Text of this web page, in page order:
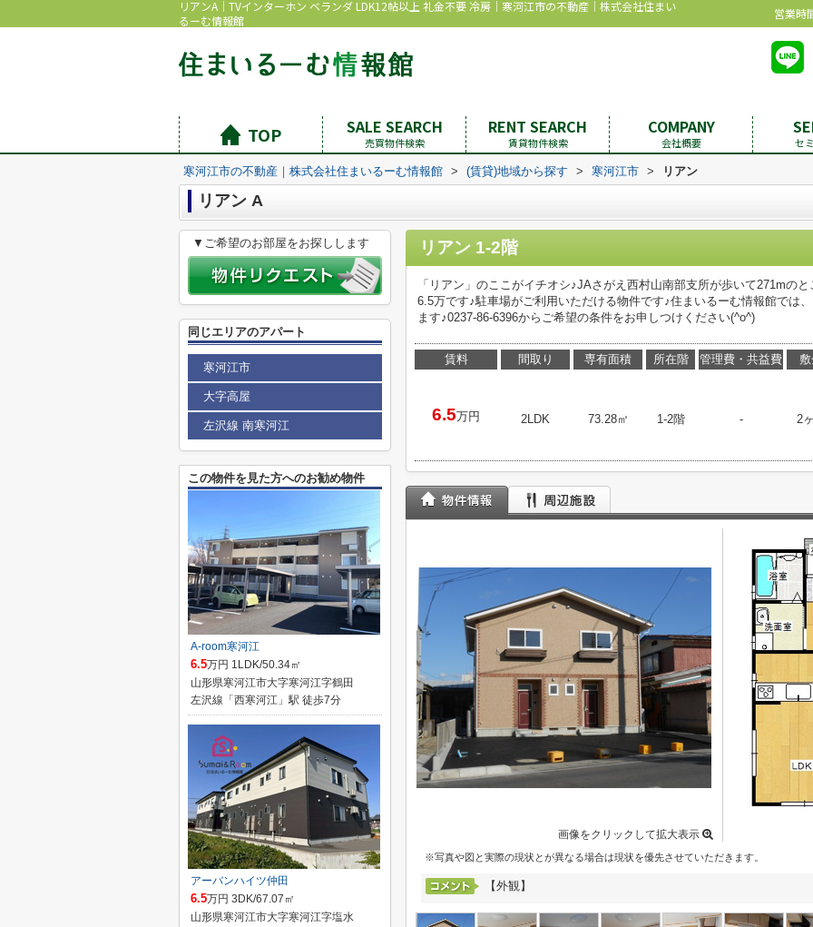
リアンA｜TVインターホン ベランダ LDK12帖以上 礼金不要 冷房｜寒河江市の不動産｜株式会社住まい
るーむ情報館
営業時
TOP SALE SEARCH
売買物件検索
RENT SEARCH
賃貸物件検索
COMPANY
会社概要 セ
寒河江市の不動産｜株式会社住まいるーむ情報館 > (賃貸)地域から探す > 寒河江市 > リアン
リアン A
リアン 1-2階
「リアン」のここがイチオシ♪JAさがえ西村山南部支所が歩いて271mの
6.5万です♪駐車場がご利用いただける物件です♪住まいるーむ情報館では
ます♪0237-86-6396からご希望の条件をお申しつけください(^o^)
賃料
6.5万円
間取り
2LDK
専有面積
73.28㎡
所在階
1-2階
管理費・共益費
- 2
画像をクリックして拡大表示
※写真や図と実際の現状とが異なる場合は現状を優先させていただきます。
【外観】
▼ご希望のお部屋をお探しします
同じエリアのアパート
寒河江市
大字高屋
左沢線 南寒河江
この物件を見た方へのお勧め物件
A-room寒河江
6.5万円 1LDK/50.34㎡
山形県寒河江市大字寒河江字鶴田
左沢線「西寒河江」駅 徒歩7分
アーバンハイツ仲田
6.5万円 3DK/67.07㎡
山形県寒河江市大字寒河江字塩水